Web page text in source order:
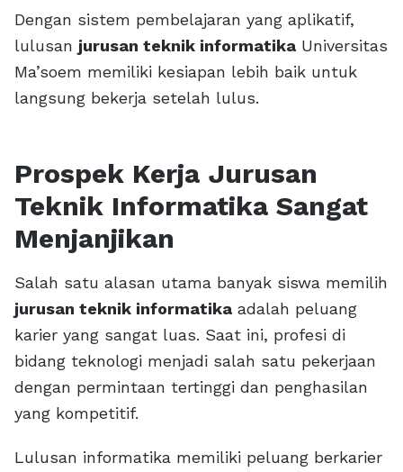
Dengan sistem pembelajaran yang aplikatif,
lulusan jurusan teknik informatika Universitas
Ma’soem memiliki kesiapan lebih baik untuk
langsung bekerja setelah lulus.
Prospek Kerja Jurusan
Teknik Informatika Sangat
Menjanjikan
Salah satu alasan utama banyak siswa memilih
jurusan teknik informatika adalah peluang
karier yang sangat luas. Saat ini, profesi di
bidang teknologi menjadi salah satu pekerjaan
dengan permintaan tertinggi dan penghasilan
yang kompetitif.
Lulusan informatika memiliki peluang berkarier